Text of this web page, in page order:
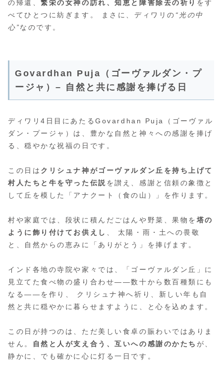
の帰還、繁栄の女神の訪れ、知恵と障害除去の祈り をす
べてひとつに紡ぎます。 まさに、ディワリの “光の中
心”なのです。
Govardhan Puja（ゴーヴァルダン・プ
ージャ）– 自然と共に感謝を捧げる日
ディワリ4日目にあたるGovardhan Puja（ゴーヴァル
ダン・プージャ）は、豊かな自然と神々への感謝を捧げ
る、穏やかな祝福の日です。
この日は クリシュナ神がゴーヴァルダン丘を持ち上げて
村人たちと牛を守った伝説 を讃え、感謝と信頼の象徴と
して丘を模した「アナクート（食の山）」を作ります。
村や家庭では、段状に積んだごはんや野菜、果物を 塔の
ように飾り付けてお供えし
、 太陽・雨・土への畏敬
と、自然からの恵みに「ありがとう」を捧げます。
インド各地の寺院や家々では、「ゴーヴァルダン丘」に
見立てた食べ物の盛り合わせ――数十から数百種類にも
なる――を作り、 クリシュナ神へ祈り、新しい年も自
然と共に穏やかに暮らせますように、と心を込めます。
この日が持つのは、ただ美しい食卓の賑わいではありま
せん。
自然と人が支え合う、互いへの感謝のかたち が、
静かに、でも確かに心に灯る一日です。